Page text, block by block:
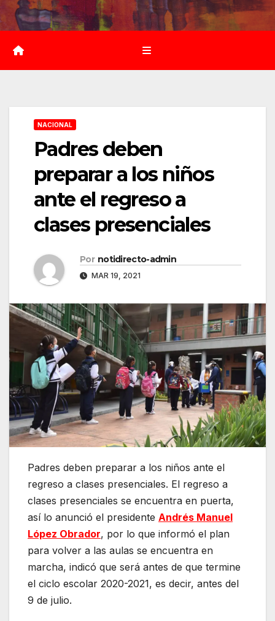
Saltar
al
contenido
NACIONAL
Padres deben
preparar a los niños
ante el regreso a
clases presenciales
Por notidirecto-admin
MAR 19, 2021
Padres deben preparar a los niños ante el
regreso a clases presenciales. El regreso a
clases presenciales se encuentra en puerta,
así lo anunció el presidente Andrés Manuel
López Obrador, por lo que informó el plan
para volver a las aulas se encuentra en
marcha, indicó que será antes de que termine
el ciclo escolar 2020-2021, es decir, antes del
9 de julio.